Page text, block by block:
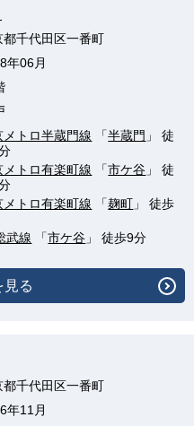
都千代田区一番町
年06月
メトロ半蔵門線 「半蔵門 」 徒
メトロ有楽町線 「市ケ谷 」 徒
メトロ有楽町線 「麹町 」 徒歩
武線 「市ケ谷 」 徒歩9分
見る
都千代田区一番町
年11月